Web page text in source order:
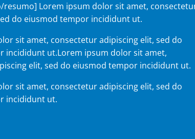
Lorem ipsum dolor sit amet,
do eiusmod tempor incididunt ut.
sit amet, consectetur adipiscing elit, sed do
incididunt ut.Lorem ipsum dolor sit amet,
elit, sed do eiusmod tempor incididunt ut.
sit amet, consectetur adipiscing elit, sed do
incididunt ut.